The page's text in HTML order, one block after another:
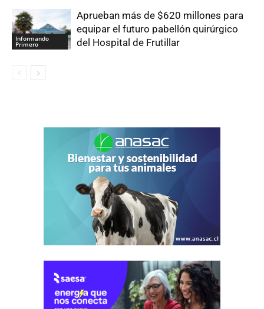
Informando
Primero
Aprueban más de $620 millones para
equipar el futuro pabellón quirúrgico
del Hospital de Frutillar